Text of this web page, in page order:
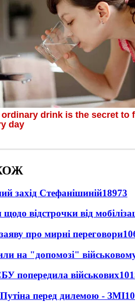
захід Стефанішиній18973
відстрочки від
про мирні переговори
на "допомозі"
попередила військових
перед дилемою - ЗМІ